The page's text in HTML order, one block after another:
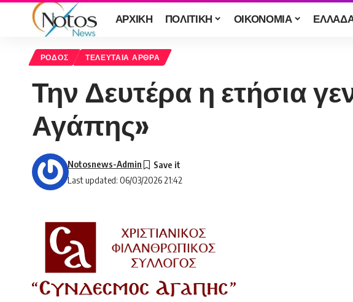
ΑΡΧΙΚΗ ΠΟΛΙΤΙΚΗ ΟΙΚΟΝΟΜΙΑ
ΡΟΔΟΣ ΤΕΛΕΥΤΑΙΑ ΑΡΘΡΑ
Την Δευτέρα η ετήσια
Αγάπης»
Last updated: 06/03/2026 21:42
Notosnews-Admin